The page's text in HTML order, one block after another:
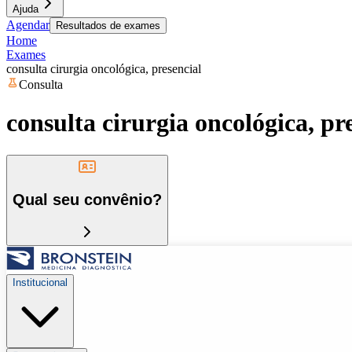
Ajuda
Agendar Resultados de exames
Home
Exames
consulta cirurgia oncológica, presencial
Consulta
consulta cirurgia oncológica,
Qual seu convênio?
Institucional